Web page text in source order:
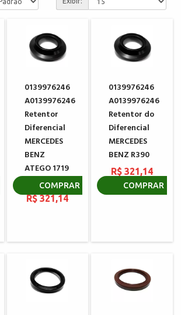
0139976246
A0139976246
Retentor
Diferencial
MERCEDES
BENZ
ATEGO 1719
2429 3030
R$ 321,14
COMPRAR
0139976246
A0139976246
Retentor do
Diferencial
MERCEDES
BENZ R390
R$ 321,14
COMPRAR